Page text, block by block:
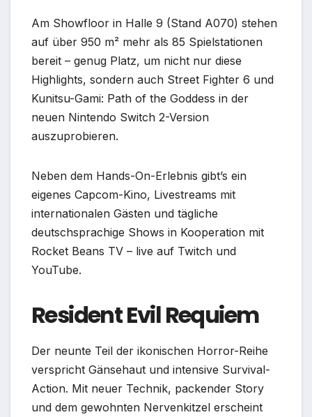
Am Showfloor in Halle 9 (Stand A070) stehen
auf über 950 m² mehr als 85 Spielstationen
bereit – genug Platz, um nicht nur diese
Highlights, sondern auch Street Fighter 6 und
Kunitsu-Gami: Path of the Goddess in der
neuen Nintendo Switch 2-Version
auszuprobieren.
Neben dem Hands-On-Erlebnis gibt’s ein
eigenes Capcom-Kino, Livestreams mit
internationalen Gästen und tägliche
deutschsprachige Shows in Kooperation mit
Rocket Beans TV – live auf Twitch und
YouTube.
Resident Evil Requiem
Der neunte Teil der ikonischen Horror-Reihe
verspricht Gänsehaut und intensive Survival-
Action. Mit neuer Technik, packender Story
und dem gewohnten Nervenkitzel erscheint